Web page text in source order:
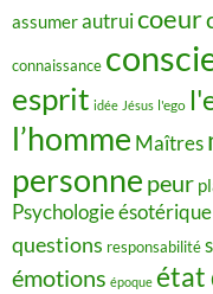
assumerautruicoeur
connaissance
esprit idée Jésus l'ego
l’homme Maîtres
personne peur
Psychologie ésotérique
questions responsabilité
émotions époque état